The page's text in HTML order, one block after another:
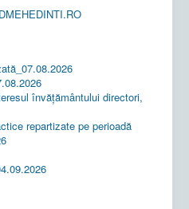
învățământului directori,
repartizate pe perioadă